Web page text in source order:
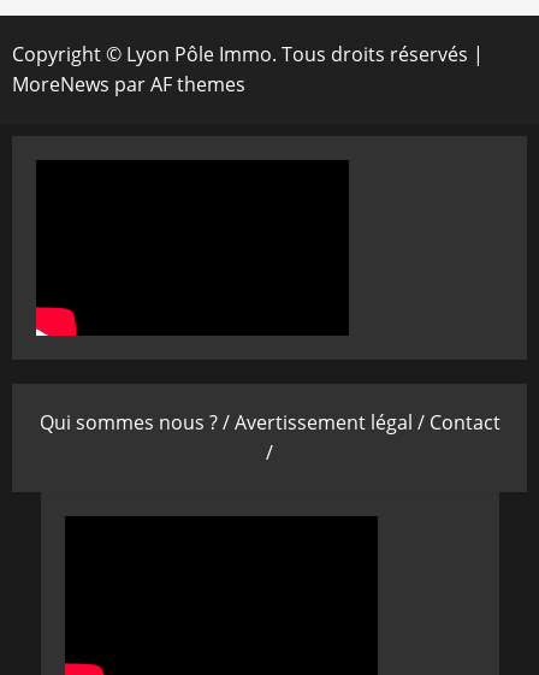
Copyright © Lyon Pôle Immo. Tous droits réservés |
MoreNews par AF themes
Qui sommes nous ? /Avertissement légal / Contact
/